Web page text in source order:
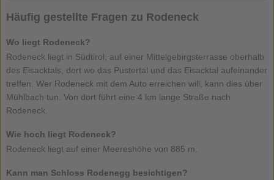
Häufig gestellte Fragen zu Rodeneck
Wo liegt Rodeneck?
Rodeneck liegt in Südtirol, auf einer Mittelgebirgsterrasse oberhalb
des Eisacktals, dort wo das Pustertal und das Eisacktal aufeinander
treffen. Wer Rodeneck mit dem Auto erreichen will, kann dies über
Mühlbach tun. Von dort führt eine 4 km lange Straße nach
Rodeneck.
Wie hoch liegt Rodeneck?
Rodeneck liegt auf einer Meereshöhe von 885 m.
Kann man Schloss Rodenegg besichtigen?